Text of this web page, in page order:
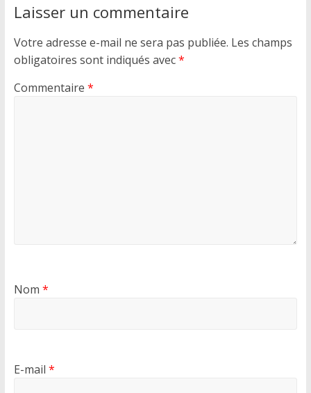
Laisser un commentaire
Votre adresse e-mail ne sera pas publiée. Les champs
obligatoires sont indiqués avec*
Commentaire *
Nom *
E-mail *